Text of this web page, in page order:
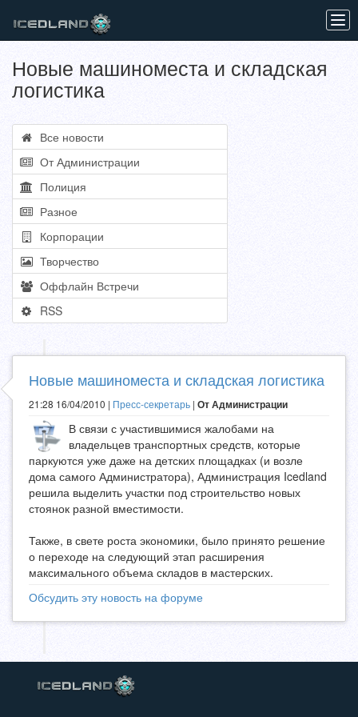
Новые машиноместа и складская
логистика
Все новости
От Администрации
Полиция
Разное
Корпорации
Творчество
Оффлайн Встречи
RSS
Новые машиноместа и складская логистика
21:28 16/04/2010 | Пресс-секретарь | От Администрации
В связи с участившимися жалобами на
владельцев транспортных средств, которые
паркуются уже даже на детских площадках (и возле
дома самого Администратора), Администрация Icedland
решила выделить участки под строительство новых
стоянок разной вместимости.
Также, в свете роста экономики, было принято решение
о переходе на следующий этап расширения
максимального объема складов в мастерских.
Обсудить эту новость на форуме